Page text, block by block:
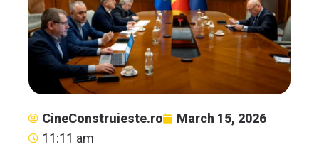
CineConstruieste.ro
March 15, 2026
11:11 am